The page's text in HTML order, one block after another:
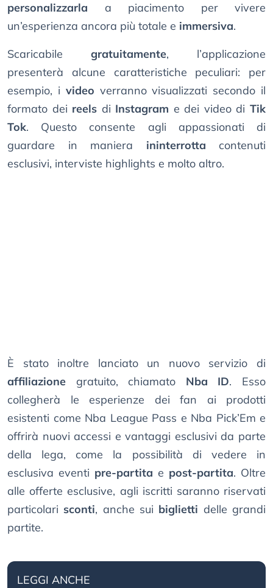
personalizzarla a piacimento per vivere
un’esperienza ancora più totale e immersiva.
Scaricabile gratuitamente, l’applicazione
presenterà alcune caratteristiche peculiari: per
esempio, i video verranno visualizzati secondo il
formato dei reels di Instagram e dei video diTik
Tok. Questo consente agli appassionati di
guardare in maniera ininterrotta contenuti
esclusivi, interviste highlights e molto altro.
È stato inoltre lanciato un nuovo servizio di
affiliazione gratuito, chiamato Nba ID. Esso
collegherà le esperienze dei fan ai prodotti
esistenti come Nba League Pass e Nba Pick’Em e
offrirà nuovi accessi e vantaggi esclusivi da parte
della lega, come la possibilità di vedere in
esclusiva eventi pre-partita e post-partita. Oltre
alle offerte esclusive, agli iscritti saranno riservati
particolari sconti, anche sui biglietti delle grandi
partite.
LEGGI ANCHE